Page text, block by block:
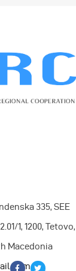
335, SEE
1, 1200, Tetovo,
Macedonia